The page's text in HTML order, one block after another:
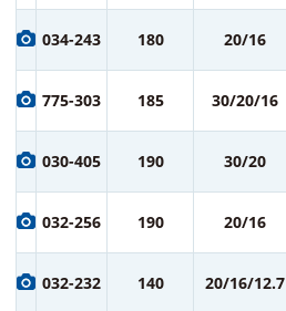
034-243 180 20/16
775-303 185 30/20/16
030-405 190 30/20
032-256 190 20/16
032-232 140 20/16/12.7